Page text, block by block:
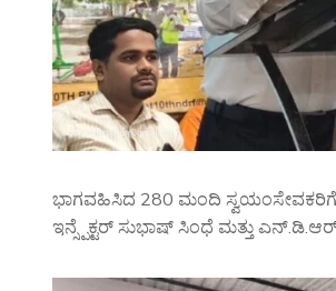
ಭಾಗವಹಿಸಿದ 280 ಮಂದಿ
ಇನ್ಸ್ಪೆಕ್ಟರ್ ಸುಭಾಷ್ ಸಿಂಧೆ ಮತ್ತು